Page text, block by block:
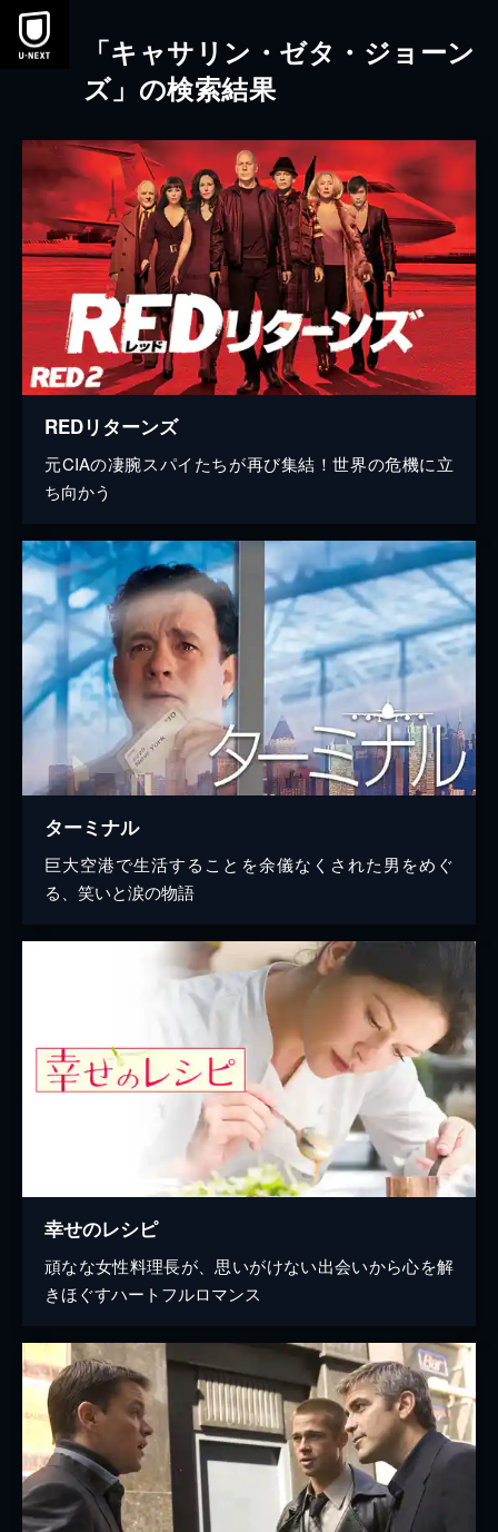
本文へスキップ
「キャサリン・ゼタ・ジョーン
ズ」の検索結果
REDリターンズ
元CIAの凄腕スパイたちが再び集結！世界の危機に立
ち向かう
ターミナル
巨大空港で生活することを余儀なくされた男をめぐ
る、笑いと涙の物語
幸せのレシピ
頑なな女性料理長が、思いがけない出会いから心を解
きほぐすハートフルロマンス